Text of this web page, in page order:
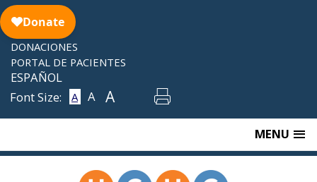
Skip
to
content
DONACIONES
PORTAL DE PACIENTES
ESPAÑOL
Font Size:
A A A
MENU